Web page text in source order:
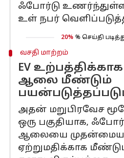
ஃபோர்டு
உள் நபர்
20% % செய்தி
வசதி மாற்றம்
EV
ஆலை மீண்டும்
அதன் மறுபிரவேச
ஒரு பகுதியாக,
ஆலையை
ஏற்றுமதிக்காக